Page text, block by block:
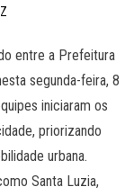
entre a Prefeitura
segunda-feira, 8
iniciaram os
priorizando
urbana.
Santa Luzia,